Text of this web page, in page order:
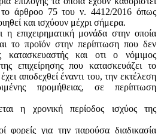
άρθροo 75 του ν. 4412/2016 όπως
και ισχύουν μέχρι σήμερα.
η επιχειρηματική μονάδα στην οποία
το προϊόν στην περίπτωση που δεν
κατασκευαστής και oτι ο νόμιμος
επιχείρησης που κατασκευάζει το
αποδεχθεί έναντι του, την εκτέλεση
προμήθειας, σε περίπτωση
η χρονική περίοδος ισχύος της
φορείς για την παρούσα διαδικασία